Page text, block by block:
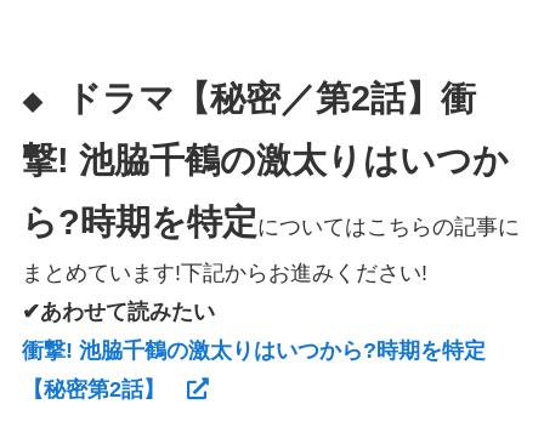
◆
ドラマ【秘密／第2話】衝
撃! 池脇千鶴の激太りはいつか
ら?時期を特定についてはこちらの記事に
まとめています!下記からお進みください!
✔あわせて読みたい
衝撃! 池脇千鶴の激太りはいつから?時期を特定
【秘密第2話】